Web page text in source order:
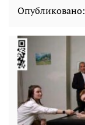
Опубликовано: